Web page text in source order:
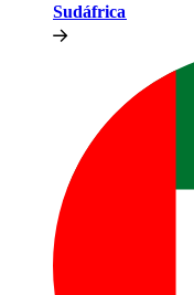
Sudáfrica​​